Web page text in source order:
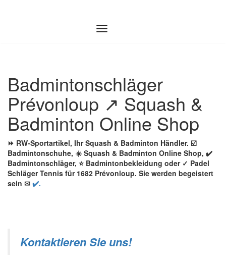
Badmintonschläger
Prévonloup ↗️ Squash &
Badminton Online Shop
⏩ RW-Sportartikel, Ihr Squash & Badminton Händler. ☑️
Badmintonschuhe, ☀️ Squash & Badminton Online Shop, ✔️
Badmintonschläger, ⭐ Badmintonbekleidung oder ✓ Padel
Schläger Tennis für 1682 Prévonloup. Sie werden begeistert
sein ✉ ✔️.
Kontaktieren Sie uns!